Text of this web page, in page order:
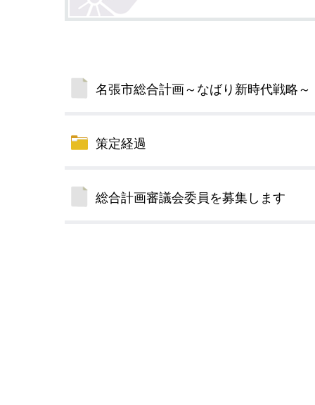
名張市総合計画～なばり新時代戦略～
策定経過
総合計画審議会委員を募集します